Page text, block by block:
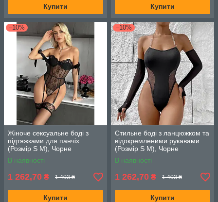
Купити Купити
–10%
Жіноче сексуальне боді з
підтяжками для панчіх
(Розмір S M), Чорне
В наявності
1 262,70 ₴ 1 403 ₴
Купити
–10%
Стильне боді з ланцюжком та
відокремленими рукавами
(Розмір S M), Чорне
В наявності
1 262,70 ₴ 1 403 ₴
Купити